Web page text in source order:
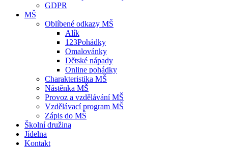
GDPR
MŠ
Oblíbené odkazy MŠ
Alík
123Pohádky
Omalovánky
Dětské nápady
Online pohádky
Charakteristika MŠ
Nástěnka MŠ
Provoz a vzdělávání MŠ
Vzdělávací program MŠ
Zápis do MŠ
Školní družina
Jídelna
Kontakt